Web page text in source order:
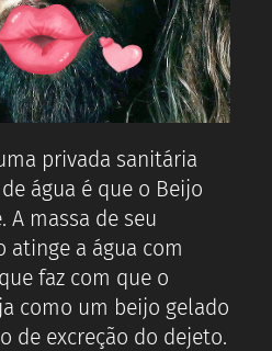
privada sanitária
água é que o Beijo
A massa de seu
atinge a água com
faz com que o
como um beijo gelado
de excreção do dejeto.